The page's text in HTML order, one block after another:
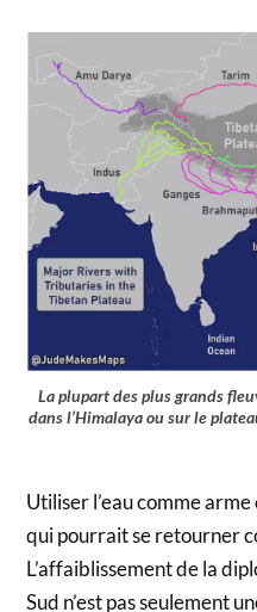
La plupart des plus grands
dans l’Himalaya ou sur le
Utiliser l’eau comme
qui pourrait se retourner
L’affaiblissement de la
Sud n’est pas seulement